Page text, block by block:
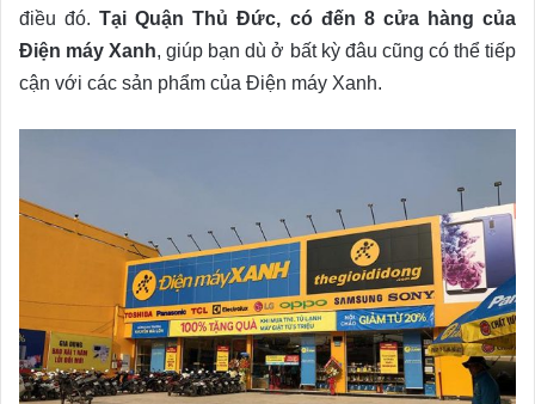
điều đó.Tại Quận Thủ Đức, có đến 8 cửa hàng của
Điện máy Xanh, giúp bạn dù ở bất kỳ đâu cũng có thể tiếp
cận với các sản phẩm của Điện máy Xanh.